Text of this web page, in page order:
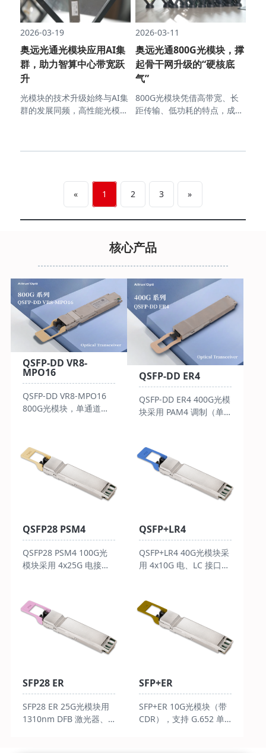
2026-03-19
奥远光通光模块应用AI集
群，助力智算中心带宽跃
升
光模块的技术升级始终与AI集
群的发展同频，高性能光模块
2026-03-11
奥远光通800G光模块，撑
起骨干网升级的“硬核底
气”
800G光模块凭借高带宽、长
距传输、低功耗的特点，成为
品。
« 1 2 3 »
核心产品
QSFP-DD VR8-
MPO16
QSFP-DD VR8-MPO16
800G光模块，单通道
MPO-16 APC 接口。热
插拔，功耗 < 16W，
3.3V 供电，0~70℃工
作。符合 QSFP-DD HW
Rev 6.2 等标准，适用于
OM3 传 30m。
QSFP-DD ER4
QSFP-DD ER4 400G光模
块采用 PAM4 调制（单
接口，功耗≤12W、3.3V
供电、0~70℃工作，符
合 QSFP-DD MSA 等标
准，适用于 400GBASE-
ER4 以太网等，单模光纤
QSFP28 PSM4
QSFP28 PSM4 100G光
模块采用 4x25G 电接口
支持 DDM，适用于
100G 以太网等，G.652
单模光纤传 10Km。
QSFP+LR4
QSFP+LR4 40G光模块采
用 4x10G 电、LC 接口，
DDM，G.652 单模光纤
传 10Km。
SFP28 ER
SFP28 ER 25G光模块用
1310nm DFB 激光器、
SFP+ER
SFP+ER 10G光模块（带
CDR），支持 G.652 单